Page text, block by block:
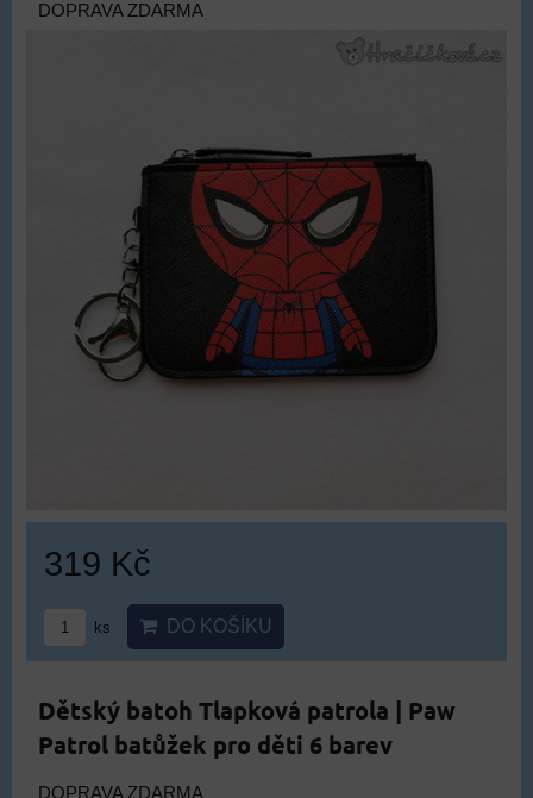
DOPRAVA ZDARMA
319 Kč
ks DO KOŠÍKU
Dětský batoh Tlapková patrola | Paw
Patrol batůžek pro děti 6 barev
DOPRAVA ZDARMA